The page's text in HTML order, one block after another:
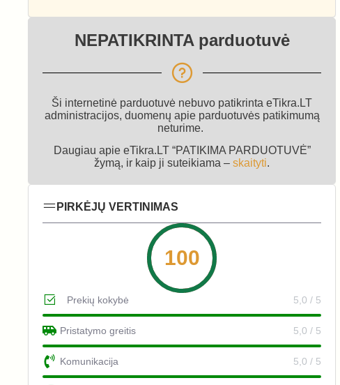
NEPATIKRINTA parduotuvė
Ši internetinė parduotuvė nebuvo patikrinta eTikra.LT
administracijos, duomenų apie parduotuvės patikimumą
neturime.
Daugiau apie eTikra.LT “PATIKIMA PARDUOTUVĖ”
žymą, ir kaip ji suteikiama – skaityti.
PIRKĖJŲ VERTINIMAS
100
Prekių kokybė 5,0 / 5
Pristatymo greitis 5,0 / 5
Komunikacija 5,0 / 5